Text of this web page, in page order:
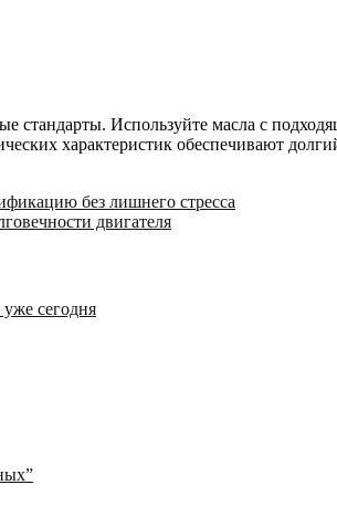
стандарты. Используйте масла с
характеристик обеспечивают
без лишнего стресса
двигателя
сегодня